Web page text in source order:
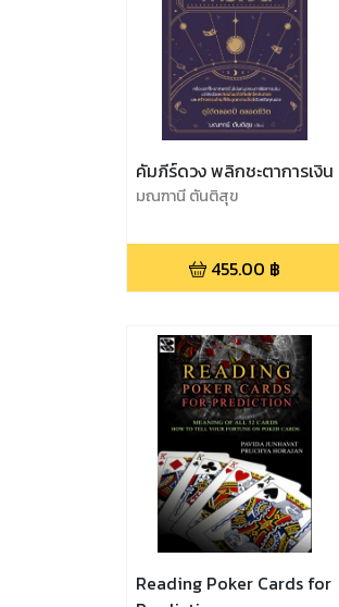
คัมภีร์ดวง พลิกชะตาการเงิน
มณฑานี ตันติสุข
455.00 ฿
Reading Poker Cards for